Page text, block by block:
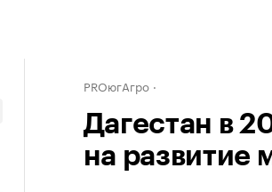
PROюгАгро
Дагестан в
на развитие